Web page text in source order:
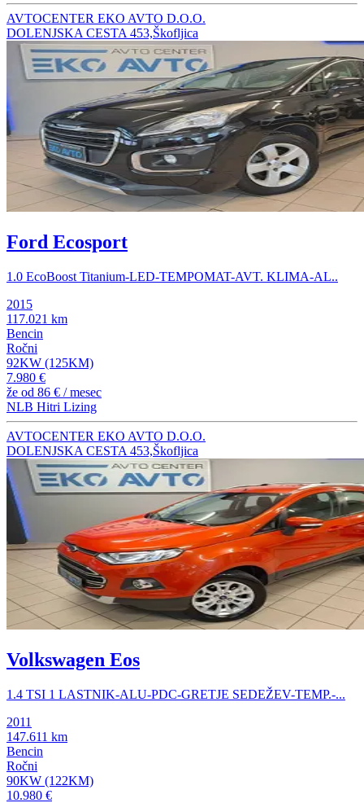
AVTOCENTER EKO AVTO D.O.O.
DOLENJSKA CESTA 453,Škofljica
Ford Ecosport
1.0 EcoBoost Titanium-LED-TEMPOMAT-AVT. KLIMA-AL..
2015
117.021 km
Bencin
Ročni
92KW (125KM)
7.980 €
že od 86 € / mesec
NLB Hitri Lizing
AVTOCENTER EKO AVTO D.O.O.
DOLENJSKA CESTA 453,Škofljica
Volkswagen Eos
1.4 TSI 1 LASTNIK-ALU-PDC-GRETJE SEDEŽEV-TEMP.-...
2011
147.611 km
Bencin
Ročni
90KW (122KM)
10.980 €